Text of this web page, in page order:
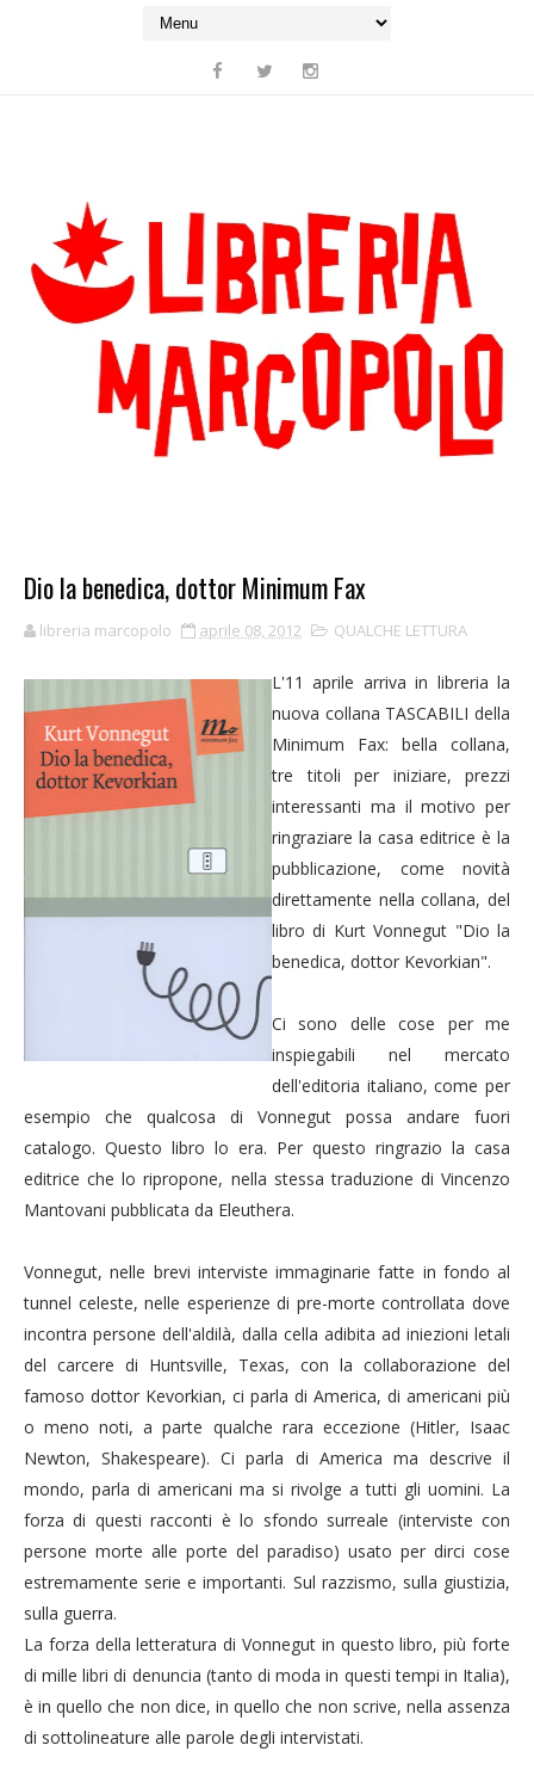
Dio la benedica, dottor Minimum Fax
libreria marcopolo aprile 08, 2012 QUALCHE LETTURA
L'11 aprile arriva in libreria la
nuova collana TASCABILI della
Minimum Fax: bella collana,
tre titoli per iniziare, prezzi
interessanti ma il motivo per
ringraziare la casa editrice è la
pubblicazione, come novità
direttamente nella collana, del
libro di Kurt Vonnegut "Dio la
benedica, dottor Kevorkian".
Ci sono delle cose per me
inspiegabili nel mercato
dell'editoria italiano, come per
esempio che qualcosa di Vonnegut possa andare fuori
catalogo. Questo libro lo era. Per questo ringrazio la casa
editrice che lo ripropone, nella stessa traduzione di Vincenzo
Mantovani pubblicata da Eleuthera.
Vonnegut, nelle brevi interviste immaginarie fatte in fondo al
tunnel celeste, nelle esperienze di pre-morte controllata dove
incontra persone dell'aldilà, dalla cella adibita ad iniezioni letali
del carcere di Huntsville, Texas, con la collaborazione del
famoso dottor Kevorkian, ci parla di America, di americani più
o meno noti, a parte qualche rara eccezione (Hitler, Isaac
Newton, Shakespeare). Ci parla di America ma descrive il
mondo, parla di americani ma si rivolge a tutti gli uomini. La
forza di questi racconti è lo sfondo surreale (interviste con
persone morte alle porte del paradiso) usato per dirci cose
estremamente serie e importanti. Sul razzismo, sulla giustizia,
sulla guerra.
La forza della letteratura di Vonnegut in questo libro, più forte
di mille libri di denuncia (tanto di moda in questi tempi in Italia),
è in quello che non dice, in quello che non scrive, nella assenza
di sottolineature alle parole degli intervistati.